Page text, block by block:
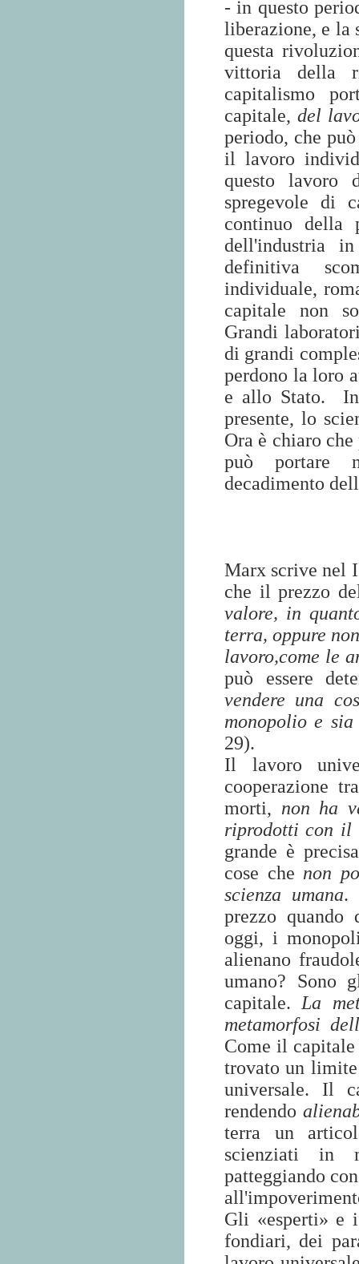
- in questo
liberazione, e la
questa
vittoria della
capitalismo
capitale, del
periodo, che
il lavoro
questo lavoro
spregevole di
continuo della
dell'industria
definitiva
individuale,
capitale non
Grandi
di grandi
perdono la loro
e allo Stato.
presente, lo
Ora è chiaro
può portare
decadimento
Marx scrive nel
che il prezzo
valore, in
terra, oppure
lavoro,come le
può essere
vendere una
monopolio e
29).
Il lavoro
cooperazione
morti, non ha
riprodotti con
grande è
cose che non
scienza umana.
prezzo quando
oggi, i
alienano
umano? Sono
capitale. La
metamorfosi
Come il
trovato un
universale. Il
rendendo
terra un
scienziati in
patteggiando
Gli «esperti» e
fondiari, dei